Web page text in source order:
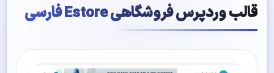
قالب وردپرس فروشگاهی Estore فارسی